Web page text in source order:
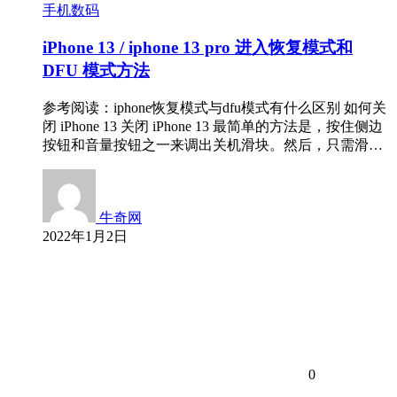
手机数码
iPhone 13 / iphone 13 pro 进入恢复模式和
DFU 模式方法
参考阅读：iphone恢复模式与dfu模式有什么区别 如何关
闭 iPhone 13 关闭 iPhone 13 最简单的方法是，按住侧边
按钮和音量按钮之一来调出关机滑块。然后，只需滑…
牛奇网
2022年1月2日
0